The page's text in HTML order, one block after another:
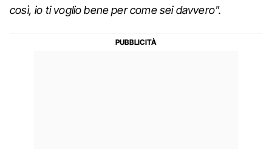
così, io ti voglio bene per come sei davvero".